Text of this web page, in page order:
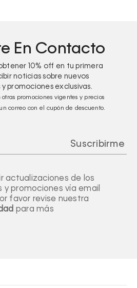
En Contacto
10% off en tu primera
noticias sobre nuevos
promociones exclusivas.
promociones vigentes y precios
correo con el cupón de descuento.
actualizaciones de los
promociones vía email
favor revise nuestra
para más